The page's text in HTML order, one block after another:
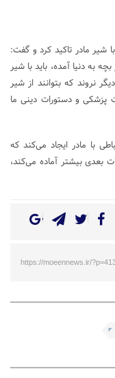
شیر مادر تاکید کرد و گفت:
به دنیا آمده، باید با شیر
نروند که بتوانند از شیر
و دستورات دینی ما
با مادر ایجاد می‌کند که
بعدی بیشتر آماده می‌کند،
https://moeennews.ir/